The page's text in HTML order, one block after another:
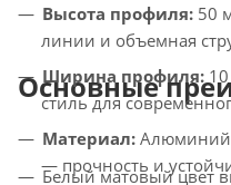
Высота профиля: 50
линии и объемная
Ширина профиля:
стиль для
Материал: Алюминий
— прочность и
Основные
Белый матовый цвет